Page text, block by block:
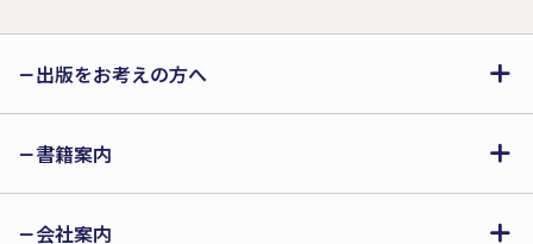
出版をお考えの方へ
書籍案内
会社案内